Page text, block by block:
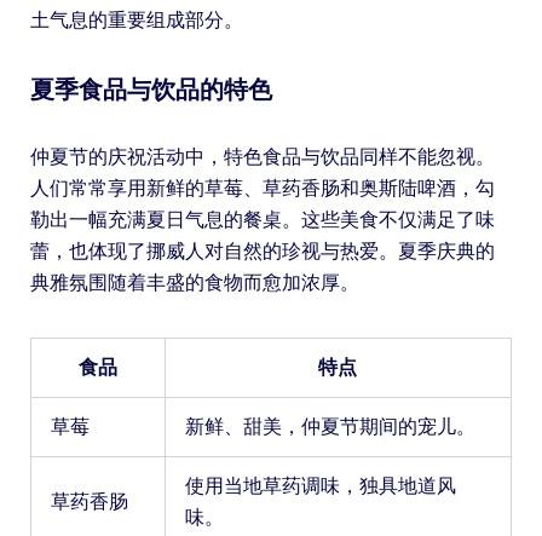
土气息的重要组成部分。
夏季食品与饮品的特色
仲夏节的庆祝活动中，特色食品与饮品同样不能忽视。
人们常常享用新鲜的草莓、草药香肠和奥斯陆啤酒，勾
勒出一幅充满夏日气息的餐桌。这些美食不仅满足了味
蕾，也体现了挪威人对自然的珍视与热爱。夏季庆典的
典雅氛围随着丰盛的食物而愈加浓厚。
食品 特点
草莓 新鲜、甜美，仲夏节期间的宠儿。
草药香肠
使用当地草药调味，独具地道风
味。